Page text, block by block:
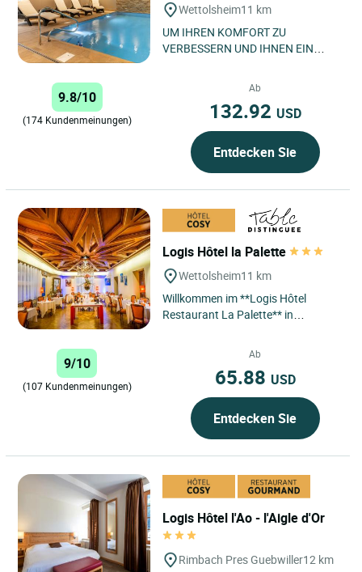
Wettolsheim11 km
UM IHREN KOMFORT ZU
VERBESSERN UND IHNEN EIN
ZU BIETEN, FINDEN DERZEIT
ARBEITEN IN UNSEREM HOTEL...
9.8/10
(174 Kundenmeinungen)
Ab
132.92 USD
Entdecken Sie
Logis Hôtel la Palette
Wettolsheim11 km
Willkommen im **Logis Hôtel
Restaurant La Palette** in
Adresse, an der Komfort und
9/10
(107 Kundenmeinungen)
Ab
65.88 USD
Entdecken Sie
Logis Hôtel l'Ao - l'Aigle d'Or
Rimbach Pres Guebwiller12 km